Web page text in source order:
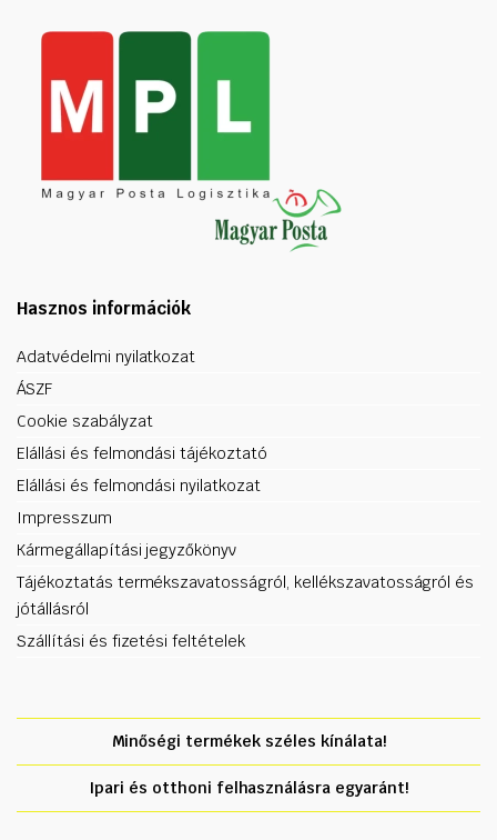
Hasznos információk
Adatvédelmi nyilatkozat
ÁSZF
Cookie szabályzat
Elállási és felmondási tájékoztató
Elállási és felmondási nyilatkozat
Impresszum
Kármegállapítási jegyzőkönyv
Tájékoztatás termékszavatosságról, kellékszavatosságról és
jótállásról
Szállítási és fizetési feltételek
Minőségi termékek széles kínálata!
Ipari és otthoni felhasználásra egyaránt!